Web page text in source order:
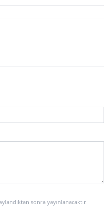
sonra yayınlanacaktır.